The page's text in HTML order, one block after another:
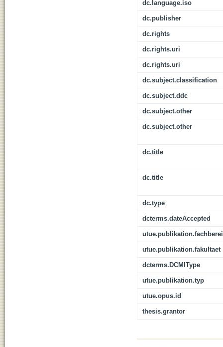
dc.language.iso
dc.publisher
dc.rights
dc.rights.uri
dc.rights.uri
dc.subject.classification
dc.subject.ddc
dc.subject.other
dc.subject.other
dc.title
dc.title
dc.type
dcterms.dateAccepted
utue.publikation.fakultaet
dcterms.DCMIType
utue.publikation.typ
utue.opus.id
thesis.grantor